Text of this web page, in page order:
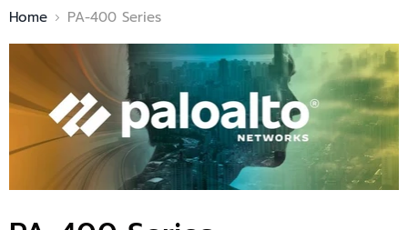
Home PA-400 Series